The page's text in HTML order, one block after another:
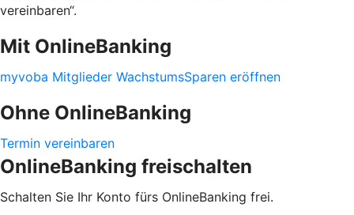
vereinbaren“.
Mit OnlineBanking
myvoba Mitglieder WachstumsSparen eröffnen
Ohne OnlineBanking
Termin vereinbaren
OnlineBanking freischalten
Schalten Sie Ihr Konto fürs OnlineBanking frei.